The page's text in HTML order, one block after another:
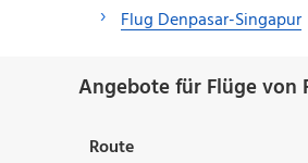
Flug Denpasar-Singapur
Angebote für Flüge von
Route